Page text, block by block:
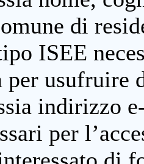
di
ISEE
per
indirizzo
per